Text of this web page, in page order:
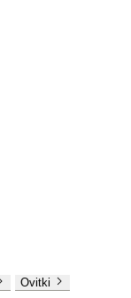
Ovitki